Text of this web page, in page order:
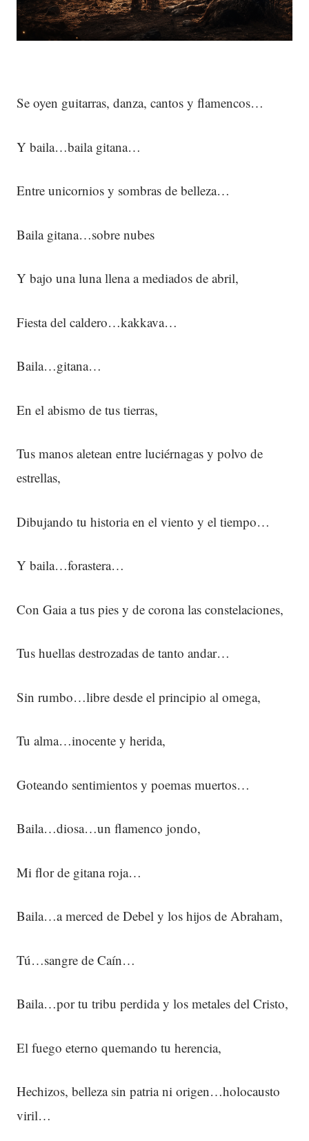
Se oyen guitarras, danza, cantos y flamencos…
Y baila…baila gitana…
Entre unicornios y sombras de belleza…
Baila gitana…sobre nubes
Y bajo una luna llena a mediados de abril,
Fiesta del caldero…kakkava…
Baila…gitana…
En el abismo de tus tierras,
Tus manos aletean entre luciérnagas y polvo de
estrellas,
Dibujando tu historia en el viento y el tiempo…
Y baila…forastera…
Con Gaia a tus pies y de corona las constelaciones,
Tus huellas destrozadas de tanto andar…
Sin rumbo…libre desde el principio al omega,
Tu alma…inocente y herida,
Goteando sentimientos y poemas muertos…
Baila…diosa…un flamenco jondo,
Mi flor de gitana roja…
Baila…a merced de Debel y los hijos de Abraham,
Tú…sangre de Caín…
Baila…por tu tribu perdida y los metales del Cristo,
El fuego eterno quemando tu herencia,
Hechizos, belleza sin patria ni origen…holocausto
viril…